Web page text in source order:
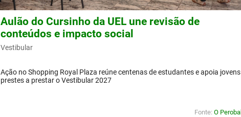
Aulão do Cursinho da UEL une revisão de
conteúdos e impacto social
Vestibular
Ação no Shopping Royal Plaza reúne centenas de estudantes e apoia jovens
prestes a prestar o Vestibular 2027
Fonte: O Perobal